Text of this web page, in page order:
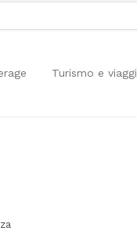
Turismo e viaggi